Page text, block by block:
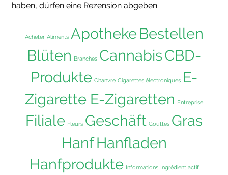
haben, dürfen eine Rezension abgeben.
Acheter Aliments ApothekeBestellen
Blüten Branches CannabisCBD-
Produkte Chanvre Cigarettes électroniques E-
Zigarette E-Zigaretten Entreprise
Filiale Fleurs Geschäft Gouttes Gras
HanfHanfladen
Hanfprodukte Informations Ingrédient actif